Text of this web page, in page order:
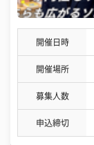
開催日時
開催場所
募集人数
申込締切